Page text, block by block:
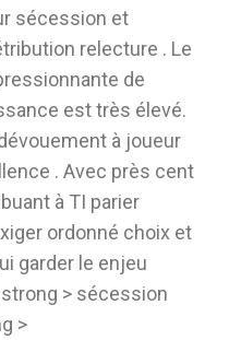
sécession et
relecture . Le
de
est très élevé.
à joueur
. Avec près cent
à TI parier
ordonné choix et
garder le enjeu
> sécession
>